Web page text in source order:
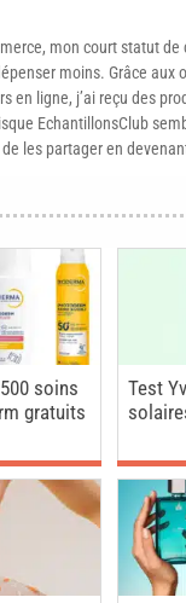
mon court statut de
moins. Grâce aux
en ligne, j’ai reçu des
EchantillonsClub
les partager en
soins
gratuits
Test